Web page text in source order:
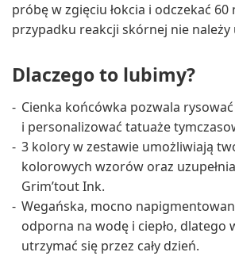
próbę w zgięciu łokcia i odczekać 60
przypadku reakcji skórnej nie
Dlaczego to lubimy?
Cienka końcówka pozwala
i personalizować tatuaże
3 kolory w zestawie umożliwiają
kolorowych wzorów oraz
Grim’tout Ink.
Wegańska, mocno
odporna na wodę i ciepło, dlatego
utrzymać się przez cały dzień.